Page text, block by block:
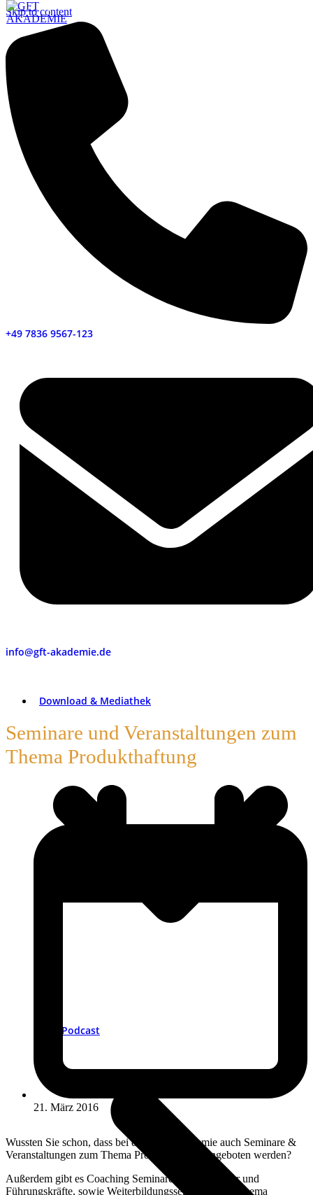
Skip to content
+49 7836 9567-123
info@gft-akademie.de
Download & Mediathek
Podcast
Seminare und Veranstaltungen zum
Thema Produkthaftung
21. März 2016
Wussten Sie schon, dass bei der GFT Akademie auch Seminare &
Veranstaltungen zum Thema Produkthaftung angeboten werden?
Außerdem gibt es Coaching Seminare für Mitarbeiter und
Führungskräfte, sowie Weiterbildungsseminare zum Thema